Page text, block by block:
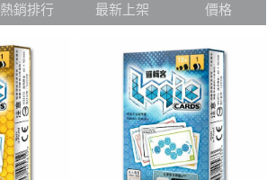
熱銷排行 最新上架 價格